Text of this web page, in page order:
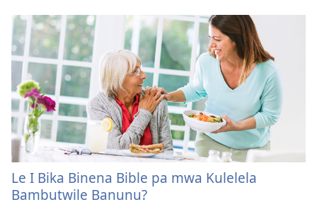
Le I Bika Binena Bible pa mwa Kulelela
Bambutwile Banunu?